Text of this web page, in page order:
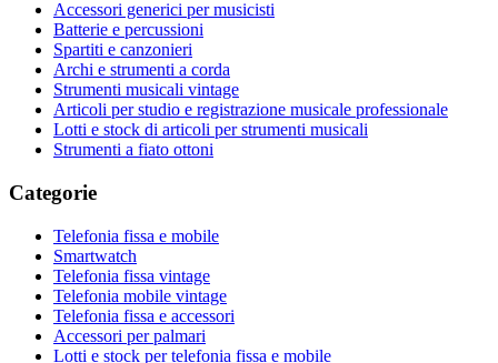
Accessori generici per musicisti
Batterie e percussioni
Spartiti e canzonieri
Archi e strumenti a corda
Strumenti musicali vintage
Articoli per studio e registrazione musicale professionale
Lotti e stock di articoli per strumenti musicali
Strumenti a fiato ottoni
Categorie
Telefonia fissa e mobile
Smartwatch
Telefonia fissa vintage
Telefonia mobile vintage
Telefonia fissa e accessori
Accessori per palmari
Lotti e stock per telefonia fissa e mobile